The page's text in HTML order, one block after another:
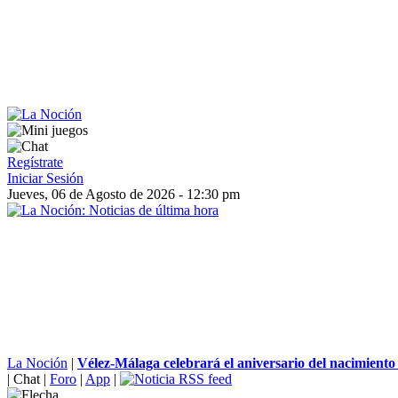
Regístrate
Iniciar Sesión
Jueves, 06 de Agosto de 2026 - 12:30 pm
La Noción | Vélez-Málaga celebrará el aniversario del
| Chat | Foro | App |